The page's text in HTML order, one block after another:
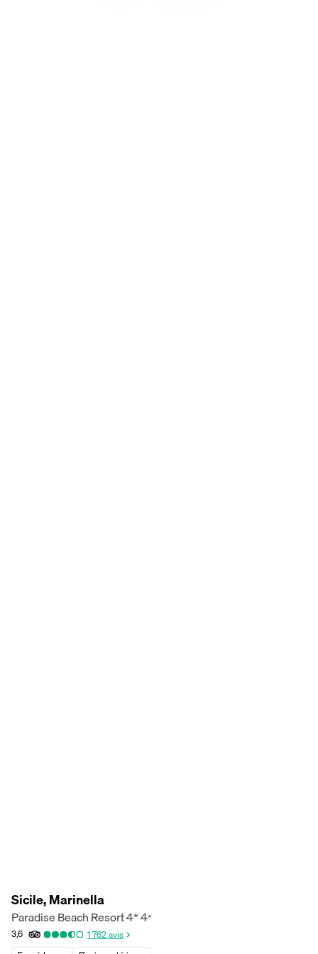
Sicile, Marinella
Paradise Beach Resort 4*4*
3,6 1 762avis